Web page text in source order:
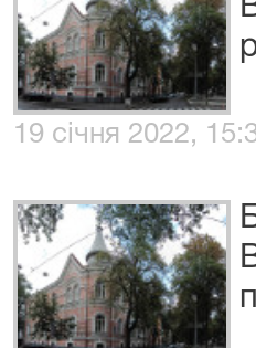
19 січня 2022,